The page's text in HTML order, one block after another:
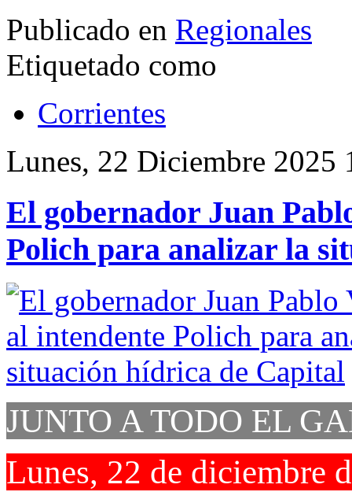
Publicado en Regionales
Etiquetado como
Corrientes
Lunes, 22 Diciembre 2025
El gobernador Juan
Polich para analizar la
JUNTO A TODO EL
Lunes, 22 de diciembre